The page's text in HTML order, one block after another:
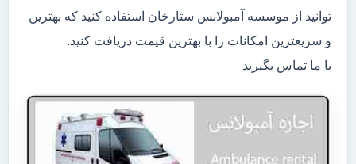
توانید از موسسه آمبولانس ستارخان استفاده کنید که بهترین
و سریعترین امکانات را با بهترین قیمت دریافت کنید.
با ما تماس بگیرید